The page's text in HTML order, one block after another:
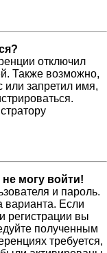
отключил
Также возможно,
или запретил имя,
могу войти!
и пароль.
варианта. Если
регистрации вы
полученным
требуется,